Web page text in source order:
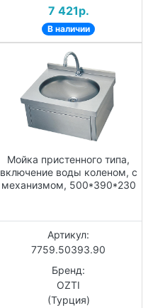
7 421р.
В наличии
Мойка пристенного типа,
включение воды коленом, с
механизмом, 500*390*230
Артикул:
7759.50393.90
Бренд:
OZTI
(Турция)